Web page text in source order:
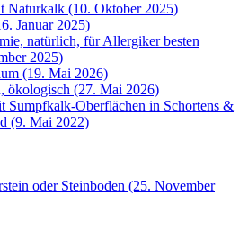
Naturkalk (10. Oktober 2025)
Januar 2025)
natürlich, für Allergiker besten
2025)
(19. Mai 2026)
ökologisch (27. Mai 2026)
Sumpfkalk-Oberflächen in Schortens &
(9. Mai 2022)
oder Steinboden (25. November